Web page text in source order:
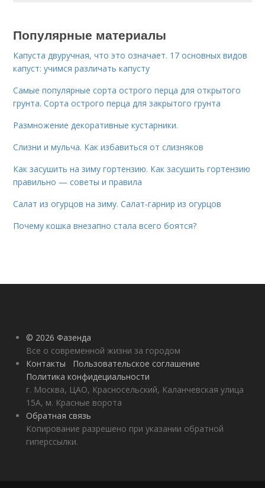
Популярные материалы
Капуста двуручная, что это означает. 17 основных видов
капуст: учимся различать капусту
Самые популярные сорта острого перца для открытого
грунта. Сорта острого перца для закрытого грунта
Размножение декоративные кустарники.
Слизни и мульча. Как избавиться от слизняков
Как засушить на зиму гортензию. Как засушить гортензию
правильно — советы и правила
Салат из огурцов на зиму. Салат-гарнир из огурцов
Почему кошка внезапно стала всего боятся?
© 2026 Фазенда
Все о современной жизни за городом
Контакты
Пользовательское соглашение
Политика конфидециальности
г. Москва, ЦАО, Красносельский, Каланчевская улица
15А, м. Красные ворота
Обратная связь
Копирование разрешено при указании обратной
гиперссылки.